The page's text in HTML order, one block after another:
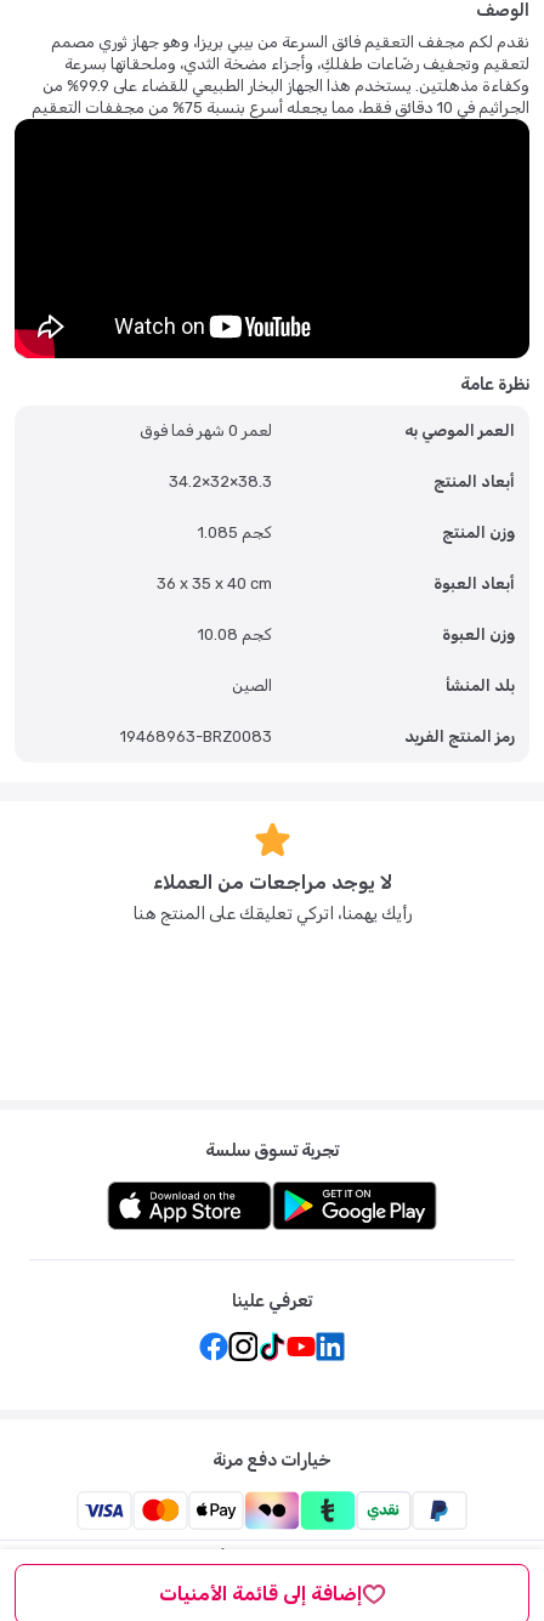
إضافة إلى قائمة الأمنيات
الوصف
نقدم لكم مجفف التعقيم فائق السرعة من بيبي بريزا، وهو جهاز ثوري مصمم
لتعقيم وتجفيف رضّاعات طفلكِ، وأجزاء مضخة الثدي، وملحقاتها بسرعة
وكفاءة مذهلتين. يستخدم هذا الجهاز البخار الطبيعي للقضاء على 99.9% من
الجراثيم في 10 دقائق فقط، مما يجعله أسرع بنسبة 75% من مجففات التعقيم
الأخرى. ثم يجفف الجهاز كل شيء تلقائيًا، مع الحفاظ على تعقيم المحتويات
نظرة عامة
العمر الموصي به لعمر 0 شهر فما فوق
أبعاد المنتج 34.2×32×38.3
وزن المنتج 1.085 كجم
أبعاد العبوة 36 x 35 x 40 cm
وزن العبوة 10.08 كجم
بلد المنشأ الصين
رمز المنتج الفريد 19468963-BRZ0083
لا يوجد مراجعات من العملاء
رأيك يهمنا، اتركي تعليقك على المنتج هنا
تجربة تسوق سلسة
تعرفي علينا
خيارات دفع مرنة
2026 ممزورلد . جميع الحقوق محفوظة